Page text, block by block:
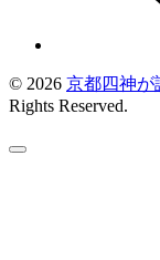
© 2026 京都四神が
Rights Reserved.